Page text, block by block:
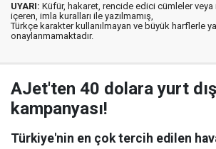
UYARI: Küfür, hakaret, rencide edici cümleler veya
içeren, imla kuralları ile yazılmamış,
Türkçe karakter kullanılmayan ve büyük harflerle
onaylanmamaktadır.
AJet'ten 40 dolara yurt
kampanyası!
Türkiye'nin en çok tercih edilen